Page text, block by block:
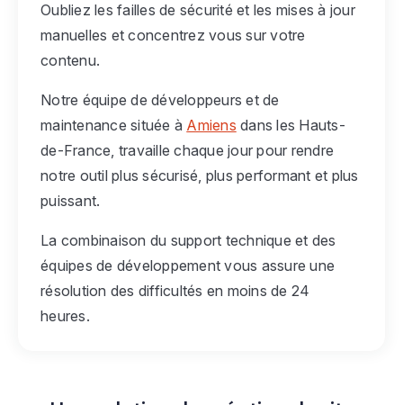
Oubliez les failles de sécurité et les mises à jour
manuelles et concentrez vous sur votre
contenu.
Notre équipe de développeurs et de
maintenance située à Amiens dans les Hauts-
de-France, travaille chaque jour pour rendre
notre outil plus sécurisé, plus performant et plus
puissant.
La combinaison du support technique et des
équipes de développement vous assure une
résolution des difficultés en moins de 24
heures.